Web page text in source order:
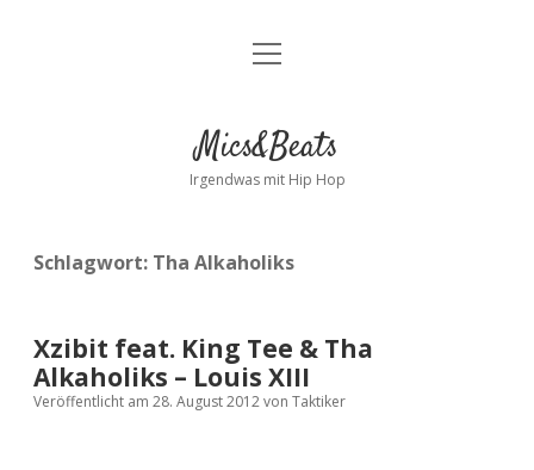
Kontakt
facebookinstagram
bandcamp
spotify
Menü
Mics&Beats
Irgendwas mit Hip Hop
Schlagwort: Tha Alkaholiks
Xzibit feat. King Tee & Tha
Alkaholiks – Louis XIII
Veröffentlicht am 28. August 2012von Taktiker